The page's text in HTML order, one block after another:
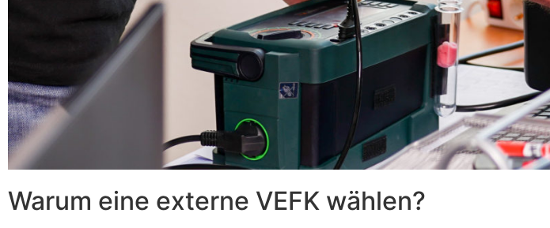
Warum eine externe VEFK wählen?